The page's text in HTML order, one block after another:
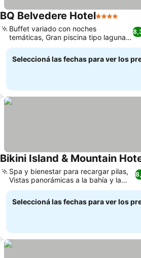
BQ Belvedere Hotel4 Estrellas
Buffet variado con noches
temáticas, Gran piscina tipo laguna
con dos jacuzzis
Seleccioná las fechas para ver los
Bikini Island & Mountain
Spa y bienestar para recargar pilas,
Vistas panorámicas a la bahía y la
montaña
Seleccioná las fechas para ver los